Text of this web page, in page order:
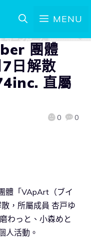
MENU
團體
7日解散
直屬
0 0
體「VApArt（ブイ
，所屬成員 杏戸ゆ
わっと、小森めと
人活動。